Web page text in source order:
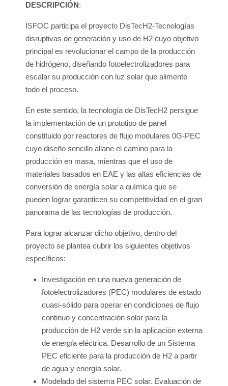
DESCRIPCIÓN:
ISFOC participa el proyecto DisTecH2-Tecnologías
disruptivas de generación y uso de H2 cuyo objetivo
principal es revolucionar el campo de la producción
de hidrógeno, diseñando fotoelectrolizadores para
escalar su producción con luz solar que alimente
todo el proceso.
En este sentido, la tecnología de DisTecH2 persigue
la implementación de un prototipo de panel
constituido por reactores de flujo modulares 0G-PEC
cuyo diseño sencillo allane el camino para la
producción en masa, mientras que el uso de
materiales basados en EAE y las altas eficiencias de
conversión de energía solar a química que se
pueden lograr garanticen su competitividad en el gran
panorama de las tecnologías de producción.
Para lograr alcanzar dicho objetivo, dentro del
proyecto se plantea cubrir los siguientes objetivos
específicos:
Investigación en una nueva generación de
fotoelectrolizadores (PEC) modulares de estado
cuasi-sólido para operar en condiciones de flujo
continuo y concentración solar para la
producción de H2 verde sin la aplicación externa
de energía eléctrica. Desarrollo de un Sistema
PEC eficiente para la producción de H2 a partir
de agua y energía solar.
Modelado del sistema PEC solar. Evaluación de